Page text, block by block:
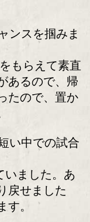
以前より
うになっ
語る一方
のこだわり
ールで、ど
のか。そ
チャンス